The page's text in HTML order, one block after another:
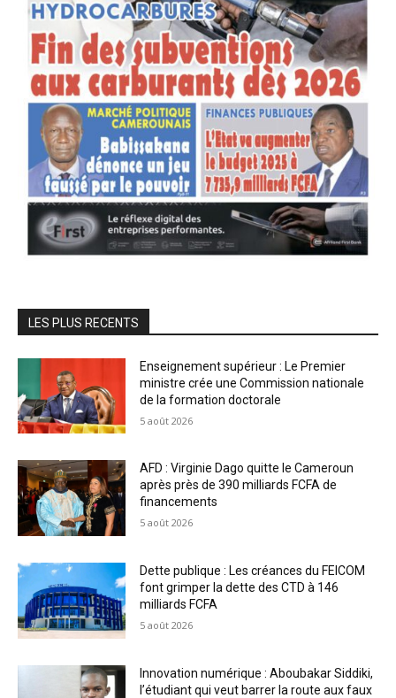
LES PLUS RECENTS
Enseignement supérieur : Le Premier
ministre crée une Commission nationale
de la formation doctorale
5 août 2026
AFD : Virginie Dago quitte le Cameroun
après près de 390 milliards FCFA de
financements
5 août 2026
Dette publique : Les créances du FEICOM
font grimper la dette des CTD à 146
milliards FCFA
5 août 2026
Innovation numérique : Aboubakar Siddiki,
l’étudiant qui veut barrer la route aux faux